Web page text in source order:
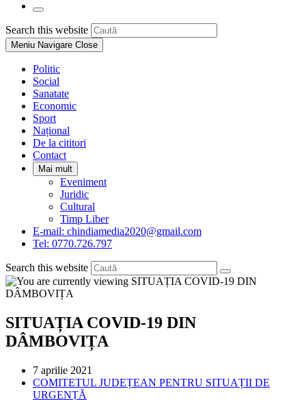
Toggle
website
search
Search this website
Escape
Meniu Navigare Close
Politic
Social
Sanatate
Economic
Sport
Național
De la cititori
Contact
Mai mult
Eveniment
Juridic
Cultural
Timp Liber
E-mail: chindiamedia2020@gmail.com
Tel: 0770.726.797
Search this website
SITUAȚIA COVID-19 DIN
DÂMBOVIȚA
Post
published:
7 aprilie 2021
Post
category:
COMITETUL JUDEȚEAN PENTRU SITUAȚII DE
URGENȚĂ